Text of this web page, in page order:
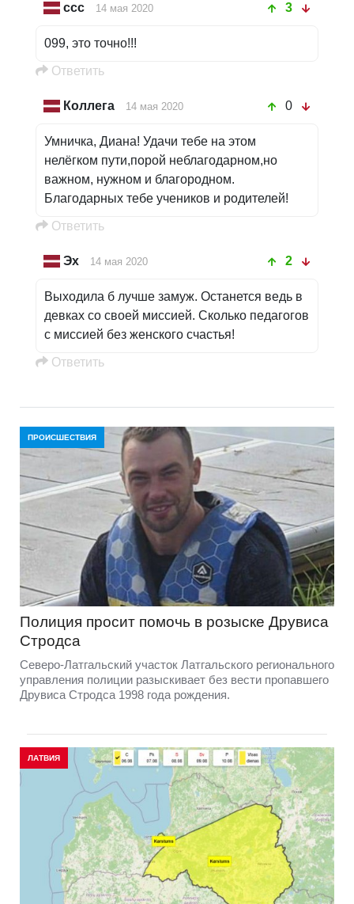
ссс 14 мая 2020 3
099, это точно!!!
Oтветить
Коллега 14 мая 2020 0
Умничка, Диана! Удачи тебе на этом
нелёгком пути,порой неблагодарном,но
важном, нужном и благородном.
Благодарных тебе учеников и родителей!
Oтветить
Эх 14 мая 2020 2
Выходила б лучше замуж. Останется ведь в
девках со своей миссией. Сколько педагогов
с миссией без женского счастья!
Oтветить
ПРОИСШЕСТВИЯ
Полиция просит помочь в розыске Друвиса
Стродса
Северо-Латгальский участок Латгальского регионального
управления полиции разыскивает без вести пропавшего
Друвиса Стродса 1998 года рождения.
ЛАТВИЯ